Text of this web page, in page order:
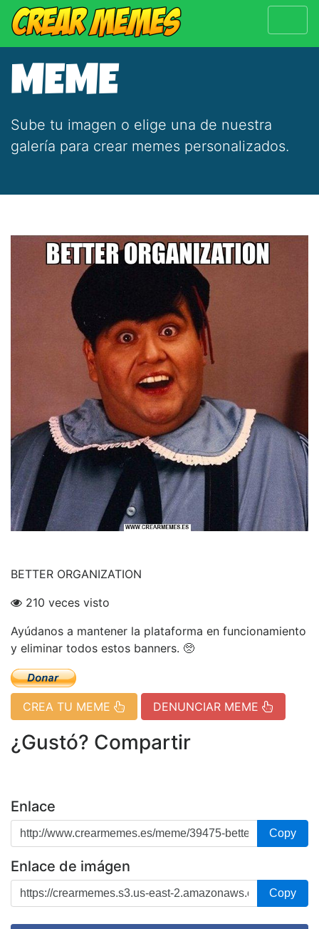
MEME
Sube tu imagen o elige una de nuestra
galería para crear memes personalizados.
BETTER ORGANIZATION
210 veces visto
Ayúdanos a mantener la plataforma en funcionamiento
y eliminar todos estos banners. 🥺
CREA TU MEME DENUNCIAR MEME
¿Gustó? Compartir
Enlace
Copy
Enlace de imágen
Copy